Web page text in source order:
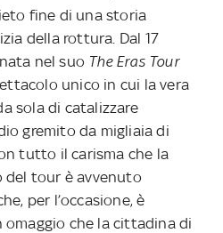
fine di una storia
della rottura. Dal 17
nel suo The Eras Tour
unico in cui la vera
sola di catalizzare
gremito da migliaia di
tutto il carisma che la
del tour è avvenuto
per l’occasione, è
che la cittadina di